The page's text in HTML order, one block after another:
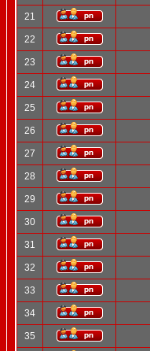
21
22
23
24
25
26
27
28
29
30
31
32
33
34
35